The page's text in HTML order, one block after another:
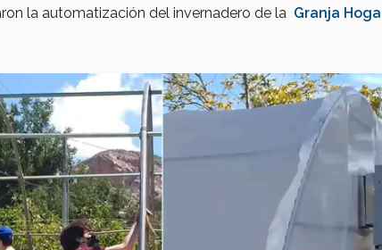
la automatización del invernadero de la Granja